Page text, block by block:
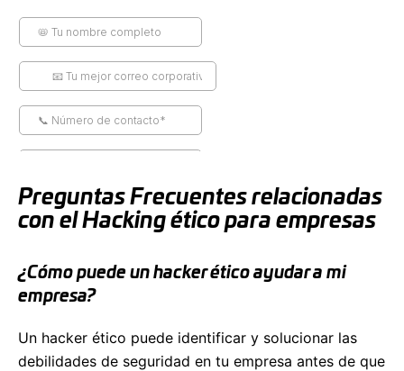
Preguntas Frecuentes relacionadas
con el Hacking ético para empresas
¿Cómo puede un hacker ético ayudar a mi
empresa?
Un hacker ético puede identificar y solucionar las
debilidades de seguridad en tu empresa antes de que